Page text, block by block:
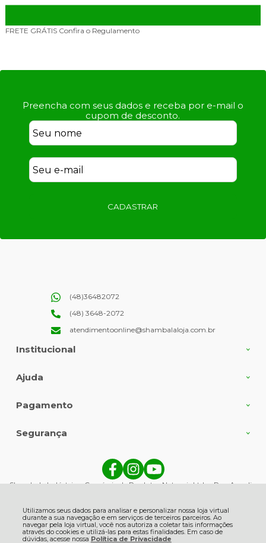
Utilizamos seus dados para analisar e personalizar nossa loja virtual
durante a sua navegação e em serviços de terceiros parceiros. Ao
navegar pela loja virtual, você nos autoriza a coletar tais informações
através do cookies e utilizá-las para estas finalidades. Em caso de
dúvidas, acesse nossa Política de Privacidade
PARCELAMENTONo Cartão de Crédito
Preencha com seus dados e receba por e-mail o
cupom de desconto.
CADASTRAR
Institucional
Ajuda
(48)36482072
(48) 3648-2072
atendimentoonline@shambalaloja.com.br
Pagamento
Segurança
Shambala Indústria e Comércio de Produtos Naturais Ltda., Rua Angelin
Naturais - 2026